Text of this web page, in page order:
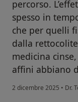
percorso.
spesso in
che per quelli
dalla
medicina
affini abbiano
2 dicembre 2025 • Dr.